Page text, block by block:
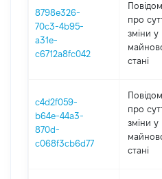
8798e326-
70c3-4b95-
a31e-
c6712a8fc042
про
зміни y
стані
c4d2f059-
b64e-44a3-
870d-
c068f3cb6d77
про
зміни y
стані